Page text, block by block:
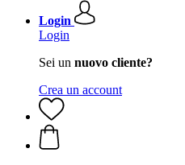
Login
Login
Sei un nuovo cliente?
Crea un account